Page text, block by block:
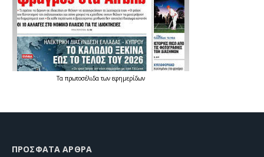
Τα πρωτοσέλιδατων εφημερίδων
ΠΡΌΣΦΑΤΑ ΆΡΘΡΑ